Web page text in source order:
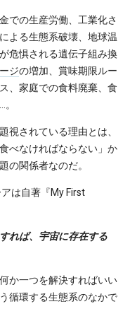
での生産労働、工業化さ
よる生態系破壊、地球温
危惧される遺伝子組み換
ジの増加、賞味期限ルー
、家庭での食料廃棄、食
視されている理由とは、
べなければならない」か
の関係者なのだ。
は自著『My First
れば、宇宙に存在する
か一つを解決すればいい
循環する生態系のなかで